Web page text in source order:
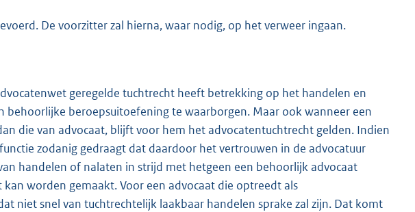
De voorzitter zal hierna, waar nodig, op het verweer ingaan.
geregelde tuchtrecht heeft betrekking op het handelen en
behoorlijke beroepsuitoefening te waarborgen. Maar ook wanneer een
die van advocaat, blijft voor hem het advocatentuchtrecht gelden. Indien
zodanig gedraagt dat daardoor het vertrouwen in de advocatuur
handelen of nalaten in strijd met hetgeen een behoorlijk advocaat
worden gemaakt. Voor een advocaat die optreedt als
niet snel van tuchtrechtelijk laakbaar handelen sprake zal zijn. Dat komt